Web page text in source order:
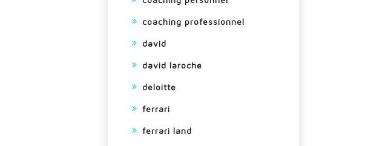
coaching professionnel
david
david laroche
deloitte
ferrari
ferrari land